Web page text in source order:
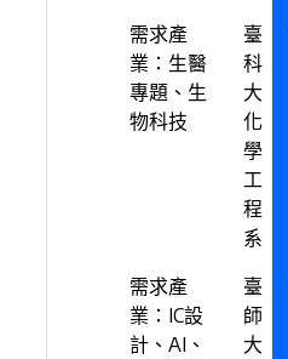
需求產
業：生醫
專題、生
物科技
臺
科
大
化
學
工
程
系
需求產
業：IC設
計、AI、
臺
師
大